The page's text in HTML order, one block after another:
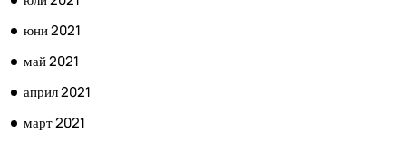
юни 2021
май 2021
април 2021
март 2021